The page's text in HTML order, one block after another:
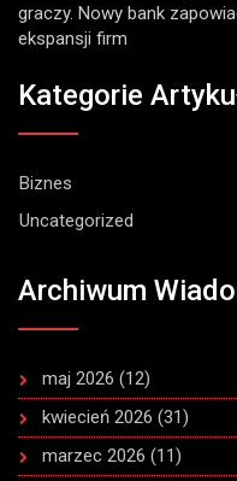
graczy. Nowy bank
ekspansji firm
Kategorie
Biznes
Uncategorized
Archiwum
maj 2026 (12)
kwiecień 2026 (31)
marzec 2026 (11)